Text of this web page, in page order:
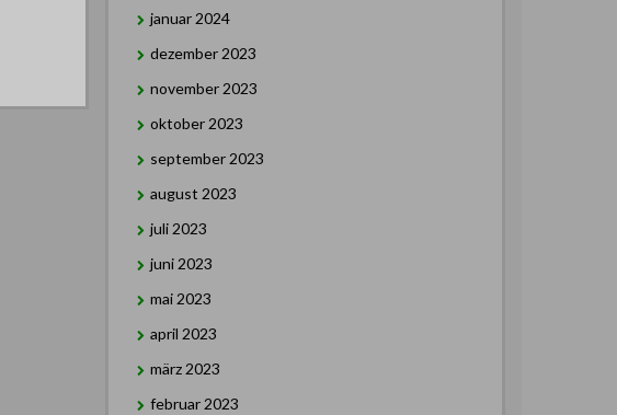
januar 2024
dezember 2023
november 2023
oktober 2023
september 2023
august 2023
juli 2023
juni 2023
mai 2023
april 2023
märz 2023
februar 2023